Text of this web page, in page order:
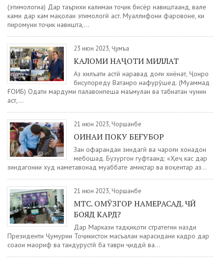
(этимологиа) Дар таърихи калимаи тоҷик бисёр навиштаанд, вале
ками дар кам мақолаи этимологӣ аст. Муаллифони фаровоне, ки
пиромуни тоҷик навишта,...
23 июн 2023, Ҷумъа
КАЛОМИ НАҶОТИ МИЛЛАТ
Аз хилъати ҳастӣ наравад доғи хиёнат, Ҷонро
бисупореду Ватанро нафурӯшед. (Муҳаммад
ҒОИБ) Одати мардуми паҳлавонпеша маъмулан ва табиатан чунин
аст,...
21 июн 2023, Чоршанбе
ОИНАИ ПОКУ БЕҒУБОР
Зан офарандаи зиндагӣ ва чароғи хонадон
мебошад. Бузургон гуфтаанд: «Ҳеҷ кас дар
зиндагонии худ наметавонад муҳаббате амиқтар ва воқеитар аз...
21 июн 2023, Чоршанбе
МТС. ОМӮЗГОР НАМЕРАСАД. ЧӢ
БОЯД КАРД?
Дар Маркази тадқиқоти стратегии назди
Президенти Ҷумҳурии Тоҷикистон масъалаи нарасидани кадрҳо дар
соҳаҳои маориф ва тандурустӣ ба таври ҷиддӣ ва...